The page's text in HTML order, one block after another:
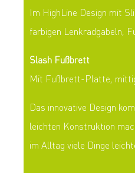
Im HighLine Design mit
farbigen Lenkradgabeln,
Slash Fußbrett
Mit Fußbrett-Platte,
Das innovative Design
leichten Konstruktion
im Alltag viele Dinge